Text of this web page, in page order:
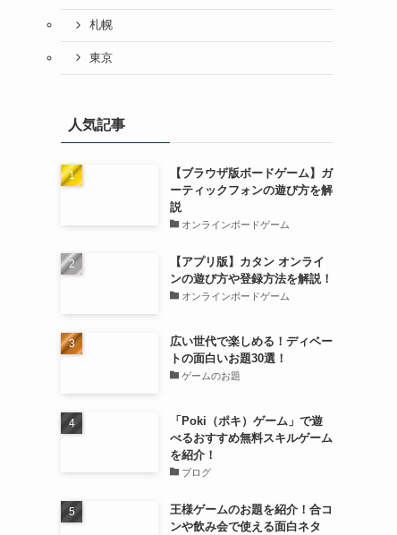
札幌
東京
人気記事
【ブラウザ版ボードゲーム】ガ
ーティックフォンの遊び方を解
説
オンラインボードゲーム
【アプリ版】カタン オンライ
ンの遊び方や登録方法を解説！
オンラインボードゲーム
広い世代で楽しめる！ディベー
トの面白いお題30選！
ゲームのお題
「Poki（ポキ）ゲーム」で遊
べるおすすめ無料スキルゲーム
を紹介！
ブログ
王様ゲームのお題を紹介！合コ
ンや飲み会で使える面白ネタ